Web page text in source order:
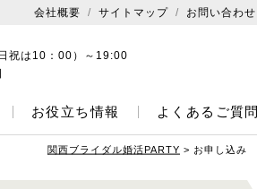
会社概要 サイトマップ お問い合わせ
祝は10：00）～19:00
お役立ち情報 よくあるご質問
関西ブライダル婚活PARTY > お申し込み